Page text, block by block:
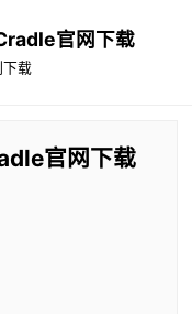
官网下载
下载
官网下载